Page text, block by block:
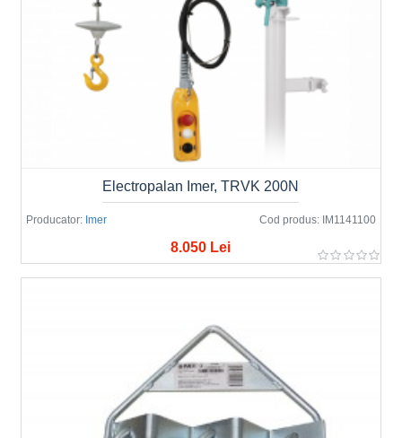
Producator: Imer Cod produs: IM1141100
Electropalan Imer, TRVK 200N
8.050 Lei